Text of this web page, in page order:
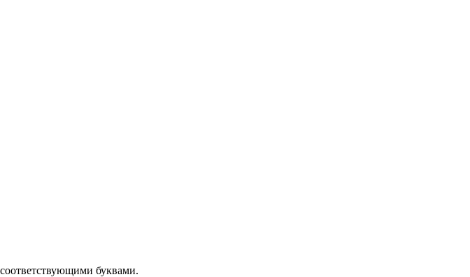
буквами.